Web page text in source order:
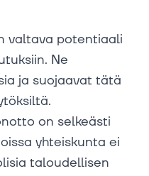
valtava potentiaali
Ne
ja suojaavat tätä
on selkeästi
yhteiskunta ei
taloudellisen